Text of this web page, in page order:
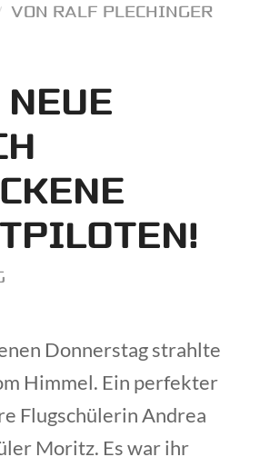
VON RALF PLECHINGER
Donnerstag strahlte
Himmel. Ein perfekter
Flugschülerin Andrea
Moritz. Es war ihr